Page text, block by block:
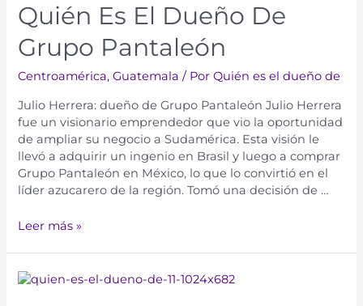
Quién Es El Dueño De
Grupo Pantaleón
Centroamérica,Guatemala / PorQuién es el dueño de
Julio Herrera: dueño de Grupo Pantaleón Julio Herrera
fue un visionario emprendedor que vio la oportunidad
de ampliar su negocio a Sudamérica. Esta visión le
llevó a adquirir un ingenio en Brasil y luego a comprar
Grupo Pantaleón en México, lo que lo convirtió en el
líder azucarero de la región. Tomó una decisión de …
Leer más »